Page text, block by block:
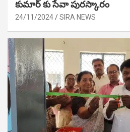
కుమార్ కు సేవా పురస్కారం
24/11/2024 SIRA NEWS